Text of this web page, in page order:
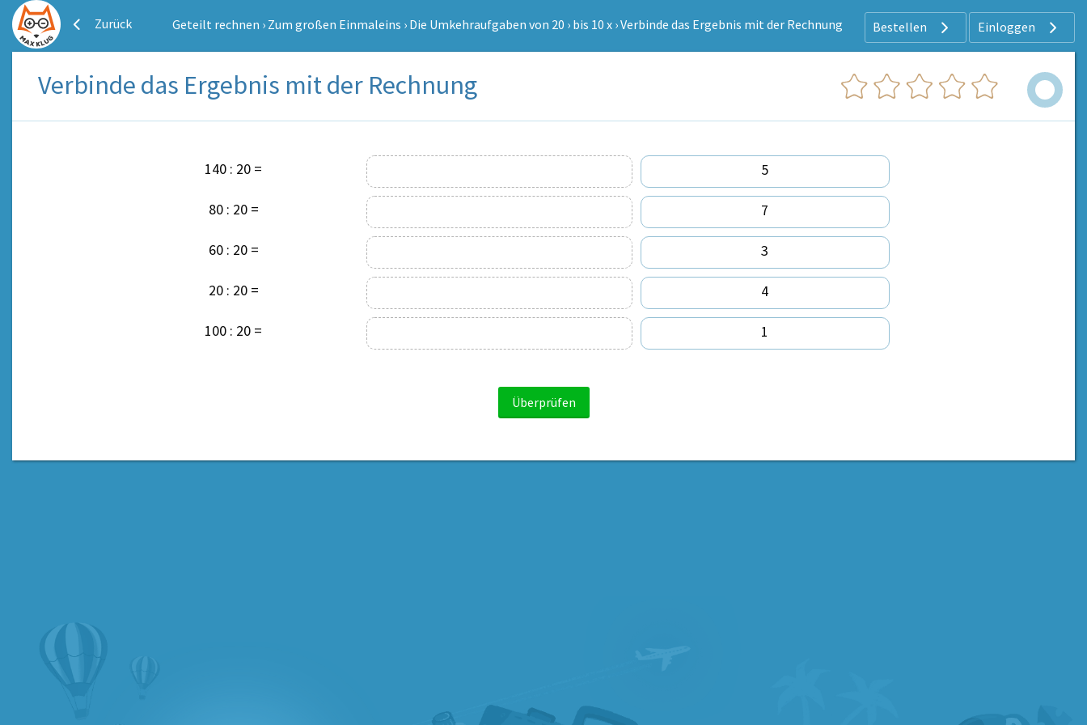
Zurück Geteilt rechnen › Zum großen Einmaleins › Die Umkehraufgaben von 20 › bis 10 x ›Verbinde das Ergebnis mit der Rechnung Bestellen Einloggen
Verbinde das Ergebnis mit der Rechnung
140 : 20 =
80 : 20 =
60 : 20 =
20 : 20 =
100 : 20 =
5
7
3
4
1